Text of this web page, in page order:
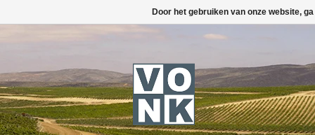
Door het gebruiken van onze website,